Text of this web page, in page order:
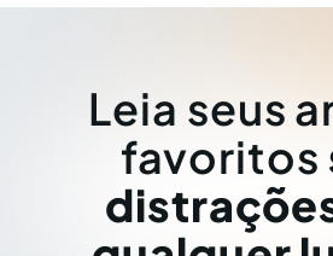
Leia seus
favoritos